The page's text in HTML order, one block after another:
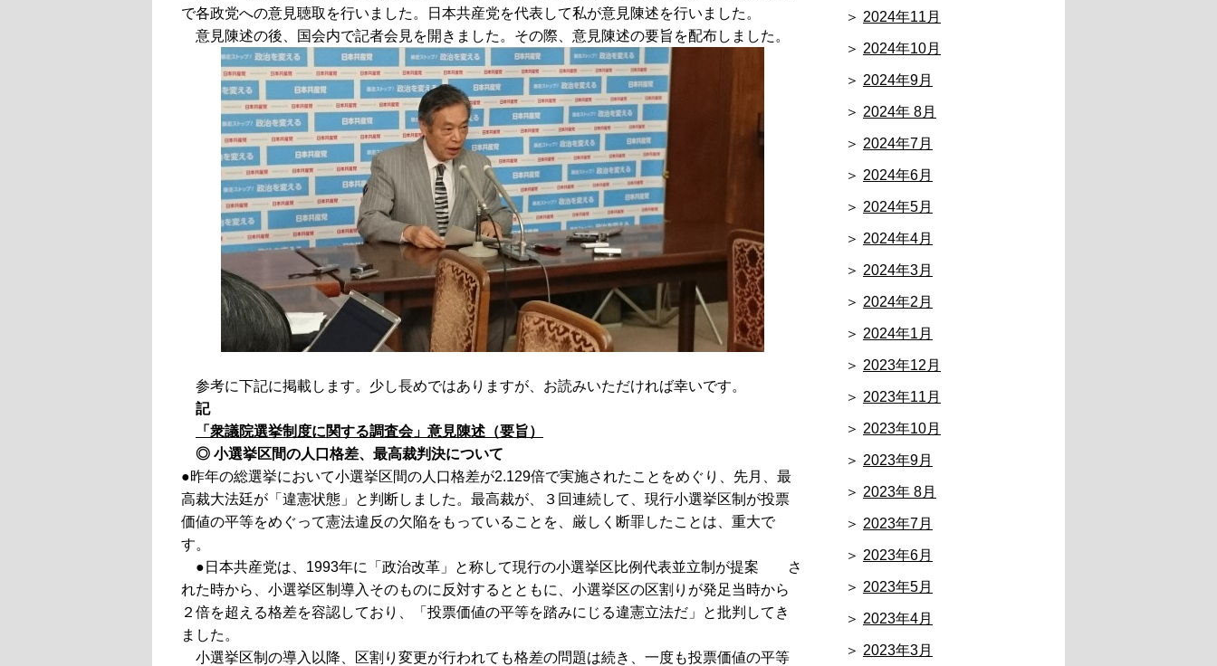
で各政党への意見聴取を行いました。日本共産党を代表して私が意見陳述を行いました。
意見陳述の後、国会内で記者会見を開きました。その際、意見陳述の要旨を配布しました。
参考に下記に掲載します。少し長めではありますが、お読みいただければ幸いです。
記
「衆議院選挙制度に関する調査会」意見陳述（要旨）
◎ 小選挙区間の人口格差、最高裁判決について
●昨年の総選挙において小選挙区間の人口格差が2.129倍で実施されたことをめぐり、先月、最
高裁大法廷が「違憲状態」と判断しました。最高裁が、３回連続して、現行小選挙区制が投票
価値の平等をめぐって憲法違反の欠陥をもっていることを、厳しく断罪したことは、重大で
す。
●日本共産党は、1993年に「政治改革」と称して現行の小選挙区比例代表並立制が提案 さ
れた時から、小選挙区制導入そのものに反対するとともに、小選挙区の区割りが発足当時から
２倍を超える格差を容認しており、「投票価値の平等を踏みにじる違憲立法だ」と批判してき
ました。
小選挙区制の導入以降、区割り変更が行われても格差の問題は続き、一度も投票価値の平等
2024年11月
2024年10月
2024年9月
2024年 8月
2024年7月
2024年6月
2024年5月
2024年4月
2024年3月
2024年2月
2024年1月
2023年12月
2023年11月
2023年10月
2023年9月
2023年 8月
2023年7月
2023年6月
2023年5月
2023年4月
2023年3月